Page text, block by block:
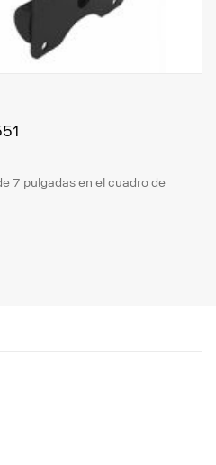
7 pulgadas en el cuadro de